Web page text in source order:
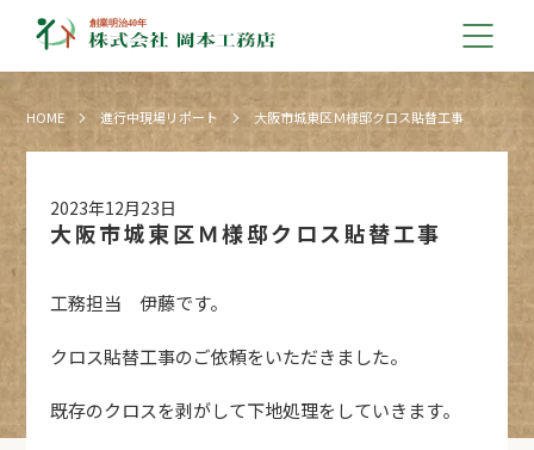
HOME 進行中現場リポート 大阪市城東区Ｍ様邸クロス貼替工事
2023年12月23日
大阪市城東区Ｍ様邸クロス貼替工事
工務担当 伊藤です。
クロス貼替工事のご依頼をいただきました。
既存のクロスを剥がして下地処理をしていきます。